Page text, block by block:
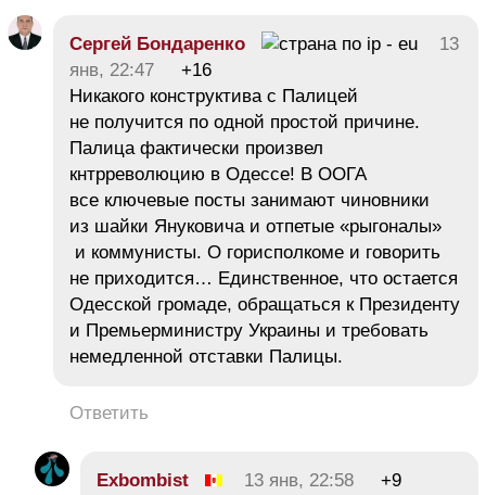
Сергей Бондаренко
13
янв, 22:47
+16
Никакого конструктива с Палицей
не получится по одной простой причине.
Палица фактически произвел
кнтрреволюцию в Одессе! В ООГА
все ключевые посты занимают чиновники
из шайки Януковича и отпетые «рыгоналы»
и коммунисты. О горисполкоме и говорить
не приходится… Единственное, что остается
Одесской громаде, обращаться к Президенту
и Премьерминистру Украины и требовать
немедленной отставки Палицы.
Ответить
Exbombist 13 янв, 22:58
+9